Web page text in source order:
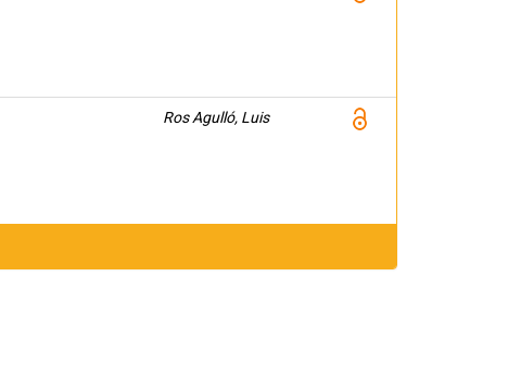
Ros Agulló, Luis